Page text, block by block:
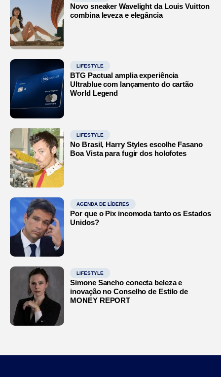
Novo sneaker Wavelight da Louis Vuitton
combina leveza e elegância
LIFESTYLE
BTG Pactual amplia experiência
Ultrablue com lançamento do cartão
World Legend
LIFESTYLE
No Brasil, Harry Styles escolhe Fasano
Boa Vista para fugir dos holofotes
AGENDA DE LÍDERES
Por que o Pix incomoda tanto os Estados
Unidos?
LIFESTYLE
Simone Sancho conecta beleza e
inovação no Conselho de Estilo de
MONEY REPORT